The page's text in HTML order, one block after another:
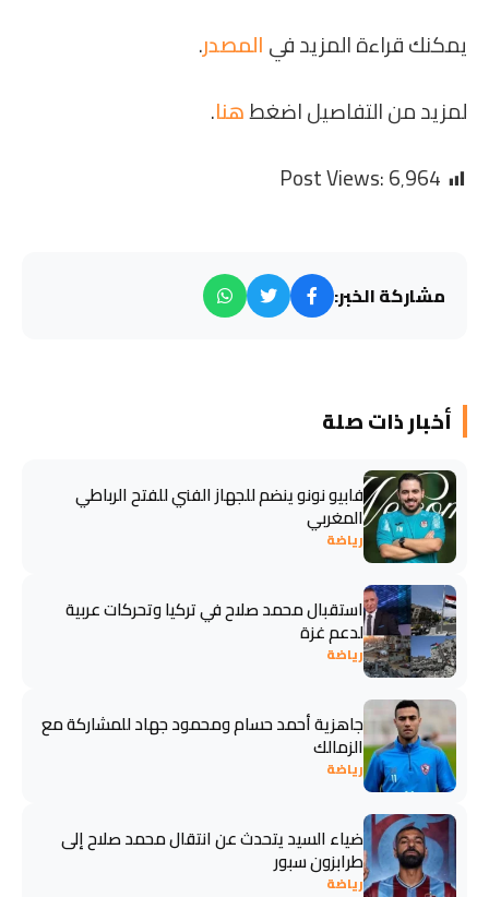
يمكنك قراءة المزيد فيالمصدر.
لمزيد من التفاصيل اضغطهنا.
Post Views:6٬964
مشاركة الخبر:
أخبار ذات صلة
فابيو نونو ينضم للجهاز الفني للفتح الرباطي
المغربي
رياضة
استقبال محمد صلاح في تركيا وتحركات عربية
لدعم غزة
رياضة
جاهزية أحمد حسام ومحمود جهاد للمشاركة مع
الزمالك
رياضة
ضياء السيد يتحدث عن انتقال محمد صلاح إلى
طرابزون سبور
رياضة